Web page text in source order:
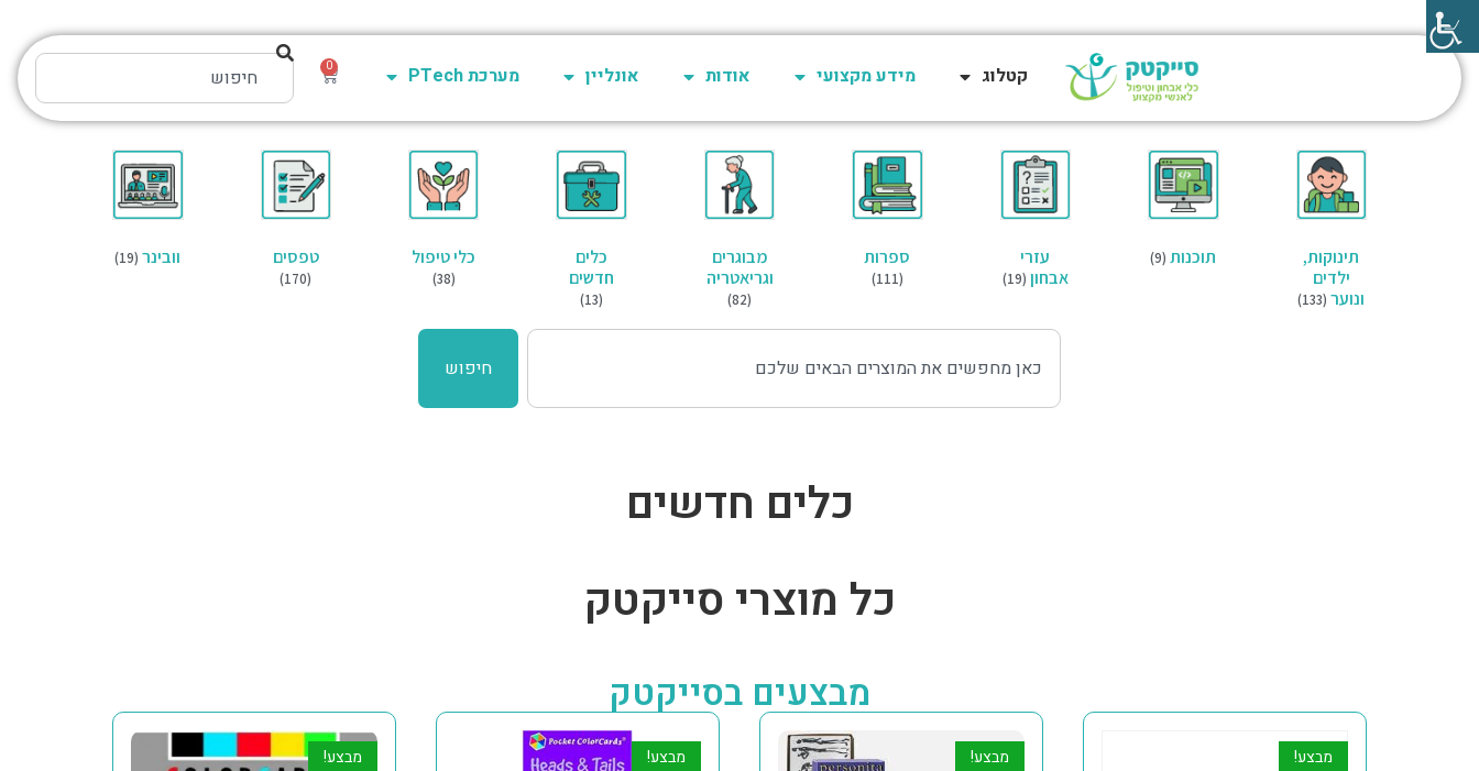
0 קטלוג מידע מקצועי אודות אונליין מערכת PTech
תינוקות,
ילדים
ונוער (133)
תוכנות (9)
עזרי
אבחון (19)
ספרות
(111)
מבוגרים
וגריאטריה
(82)
כלים
חדשים
(13)
כלי טיפול
(38)
טפסים
(170)
וובינר (19)
חיפוש
כלים חדשים
כל מוצרי סייקטק
מבצעים בסייקטק
מבצע! מבצע! מבצע! מבצע!